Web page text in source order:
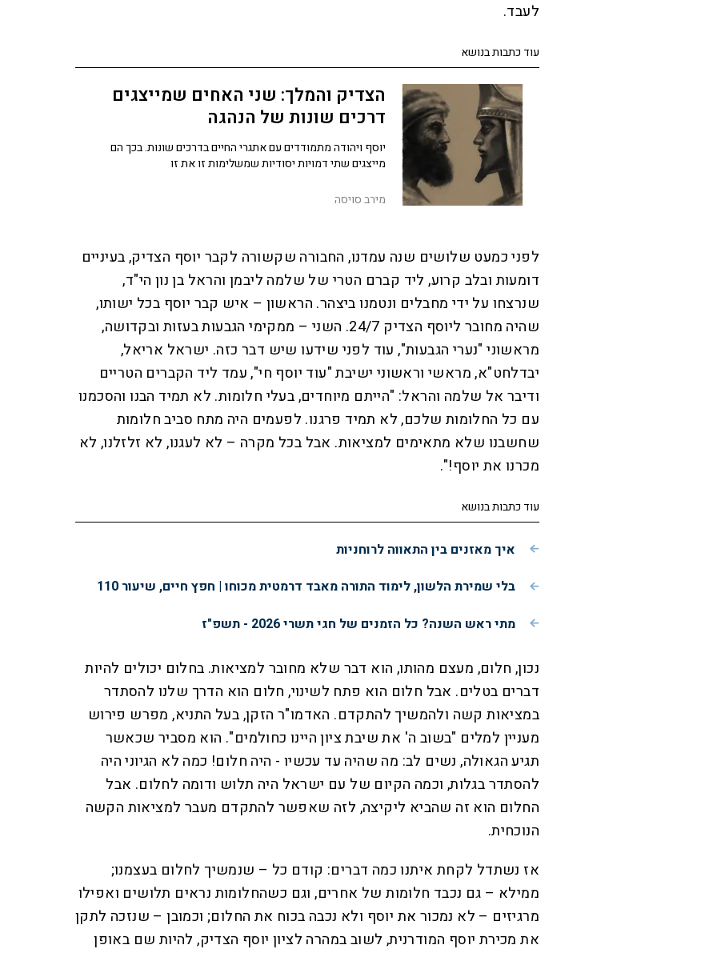
לעבד.
עוד כתבות בנושא
הצדיק והמלך: שני האחים שמייצגים
דרכים שונות של הנהגה
יוסף ויהודה מתמודדים עם אתגרי החיים בדרכים שונות. בכך הם
מייצגים שתי דמויות יסודיות שמשלימות זו את זו
מירב סויסה
לפני כמעט שלושים שנה עמדנו, החבורה שקשורה לקבר יוסף הצדיק, בעיניים
דומעות ובלב קרוע, ליד קברם הטרי של שלמה ליבמן והראל בן נון הי"ד,
שנרצחו על ידי מחבלים ונטמנו ביצהר. הראשון – איש קבר יוסף בכל ישותו,
שהיה מחובר ליוסף הצדיק 24/7. השני – ממקימי הגבעות בעזות ובקדושה,
מראשוני "נערי הגבעות", עוד לפני שידעו שיש דבר כזה. ישראל אריאל,
יבדלחט"א, מראשי וראשוני ישיבת "עוד יוסף חי", עמד ליד הקברים הטריים
ודיבר אל שלמה והראל: "הייתם מיוחדים, בעלי חלומות. לא תמיד הבנו והסכמנו
עם כל החלומות שלכם, לא תמיד פרגנו. לפעמים היה מתח סביב חלומות
שחשבנו שלא מתאימים למציאות. אבל בכל מקרה – לא לעגנו, לא זלזלנו, לא
מכרנו את יוסף!".
עוד כתבות בנושא
איך מאזנים בין התאווה לרוחניות
בלי שמירת הלשון, לימוד התורה מאבד דרמטית מכוחו | חפץ חיים, שיעור 110
מתי ראש השנה? כל הזמנים של חגי תשרי 2026 - תשפ"ז
נכון, חלום, מעצם מהותו, הוא דבר שלא מחובר למציאות. בחלום יכולים להיות
דברים בטלים. אבל חלום הוא פתח לשינוי, חלום הוא הדרך שלנו להסתדר
במציאות קשה ולהמשיך להתקדם. האדמו"ר הזקן, בעל התניא, מפרש פירוש
מעניין למלים "בשוב ה' את שיבת ציון היינו כחולמים". הוא מסביר שכאשר
תגיע הגאולה, נשים לב: מה שהיה עד עכשיו - היה חלום! כמה לא הגיוני היה
להסתדר בגלות, וכמה הקיום של עם ישראל היה תלוש ודומה לחלום. אבל
החלום הוא זה שהביא ליקיצה, לזה שאפשר להתקדם מעבר למציאות הקשה
הנוכחית.
אז נשתדל לקחת איתנו כמה דברים: קודם כל – שנמשיך לחלום בעצמנו;
ממילא – גם נכבד חלומות של אחרים, וגם כשהחלומות נראים תלושים ואפילו
מרגיזים – לא נמכור את יוסף ולא נכבה בכוח את החלום; וכמובן – שנזכה לתקן
את מכירת יוסף המודרנית, לשוב במהרה לציון יוסף הצדיק, להיות שם באופן